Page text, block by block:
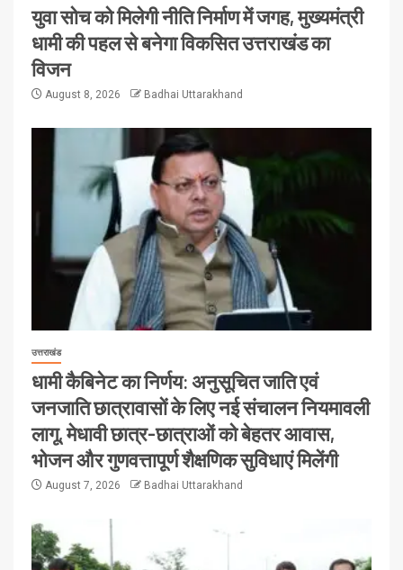
युवा सोच को मिलेगी नीति निर्माण में जगह, मुख्यमंत्री
धामी की पहल से बनेगा विकसित उत्तराखंड का
विजन
August 8, 2026 Badhai Uttarakhand
उत्तराखंड
धामी कैबिनेट का निर्णय: अनुसूचित जाति एवं
जनजाति छात्रावासों के लिए नई संचालन नियमावली
लागू, मेधावी छात्र-छात्राओं को बेहतर आवास,
भोजन और गुणवत्तापूर्ण शैक्षणिक सुविधाएं मिलेंगी
August 7, 2026 Badhai Uttarakhand